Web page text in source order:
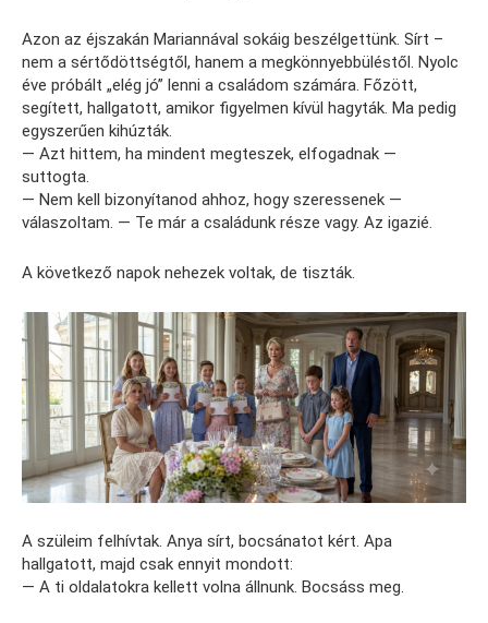
Azon az éjszakán Mariannával sokáig beszélgettünk. Sírt –
nem a sértődöttségtől, hanem a megkönnyebbüléstől. Nyolc
éve próbált „elég jó” lenni a családom számára. Főzött,
segített, hallgatott, amikor figyelmen kívül hagyták. Ma pedig
egyszerűen kihúzták.
— Azt hittem, ha mindent megteszek, elfogadnak —
suttogta.
— Nem kell bizonyítanod ahhoz, hogy szeressenek —
válaszoltam. — Te már a családunk része vagy. Az igazié.
A következő napok nehezek voltak, de tiszták.
A szüleim felhívtak. Anya sírt, bocsánatot kért. Apa
hallgatott, majd csak ennyit mondott:
— A ti oldalatokra kellett volna állnunk. Bocsáss meg.